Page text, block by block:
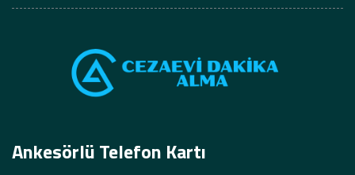
Ankesörlü Telefon Kartı